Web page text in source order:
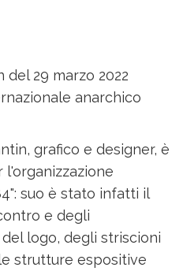
29 marzo 2022
anarchico
grafico e designer, è
suo è stato infatti il
e degli
logo, degli striscioni
strutture espositive